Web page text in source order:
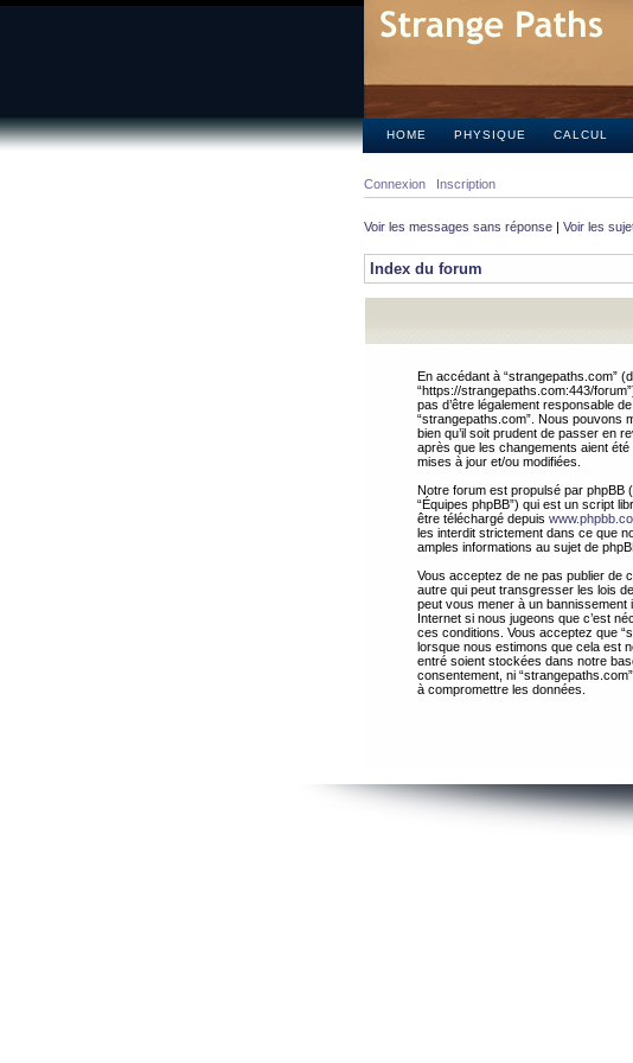
HOME PHYSIQUE CALCUL
Connexion Inscription
Voir les messages sans réponse | Voir les
Index du forum
En accédant à “strangepaths.com”
“https://strangepaths.com:443/
pas d’être légalement responsable
“strangepaths.com”. Nous pouvons
bien qu’il soit prudent de passer en
après que les changements aient
mises à jour et/ou modifiées.
Notre forum est propulsé par phpBB
“Équipes phpBB”) qui est un script
être téléchargé depuis
les interdit strictement dans ce que
amples informations au sujet de
Vous acceptez de ne pas publier de
autre qui peut transgresser les lois
peut vous mener à un bannissement
Internet si nous jugeons que c’est
ces conditions. Vous acceptez que
lorsque nous estimons que cela est
entré soient stockées dans notre
consentement, ni
à compromettre les données.